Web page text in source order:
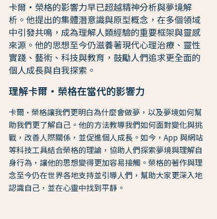
卡爾·榮格的影響力早已超越精神分析與夢境解
析。他提出的集體潛意識與原型概念，在多個領域
中引發共鳴，成為理解人類經驗的重要框架與靈感
來源。他的思想至今仍滋養著現代心理治療、靈性
實踐、藝術、科技與教育，鼓勵人們追求更全面的
個人成長與自我探索。
理解卡爾·榮格在當代的影響力
卡爾·榮格讓我們更明白為什麼會做夢，以及夢境如何幫
助我們更了解自己。他的方法教導我們如何面對變化與挑
戰，改善人際關係，並促進個人成長。如今，App 與網站
等科技工具結合榮格的理論，協助人們探索夢境與理解自
身行為，讓他的思想變得更加容易接觸。榮格的著作與理
念至今仍在世界各地支持並引導人們，幫助大家更深入地
認識自己，並在心靈中找到平靜。